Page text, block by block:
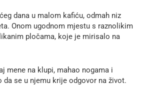
dana u malom kafiću, odmah niz
Onom ugodnom mjestu s raznolikim
pločama, koje je mirisalo na
mene na klupi, mahao nogama i
da se u njemu krije odgovor na život.